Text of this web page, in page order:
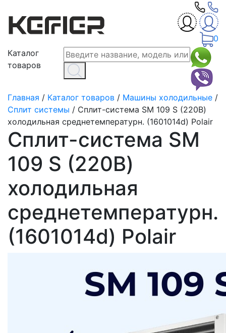
0
Каталог
товаров
Главная / Каталог товаров / Машины холодильные /
Сплит системы / Сплит-система SM 109 S (220В)
холодильная среднетемпературн. (1601014d) Polair
Сплит-система SM
109 S (220В)
холодильная
среднетемпературн.
(1601014d) Polair